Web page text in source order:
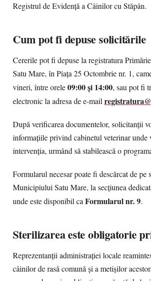
Registrul de Evidență a Câinilor cu Stăpân.
Cum pot fi depuse solicitările
Cererile pot fi depuse la registratura
Satu Mare, în Piața 25 Octombrie nr. 1,
vineri, între orele09:00 și 14:00, sau pot fi
electronic la adresa de e-mail
După verificarea documentelor, solicitanții
informațiile privind cabinetul veterinar unde
intervenția, urmând să stabilească o
Formularul necesar poate fi descărcat de pe
Municipiului Satu Mare, la secțiunea
unde este disponibil caFormularul nr. 9.
Sterilizarea este obligatorie
Reprezentanții administrației locale
câinilor de rasă comună și a metișilor